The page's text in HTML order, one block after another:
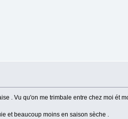
. Vu qu'on me trimbale entre chez moi ét
et beaucoup moins en saison sèche .